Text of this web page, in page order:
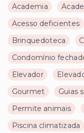
Academia
Acesso deficientes
Brinquedoteca
Condomínio
Elevador
Gourmet
Guias
Permite animais
Piscina climatizada